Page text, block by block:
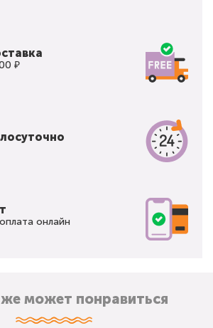
₽
онлайн
может понравиться